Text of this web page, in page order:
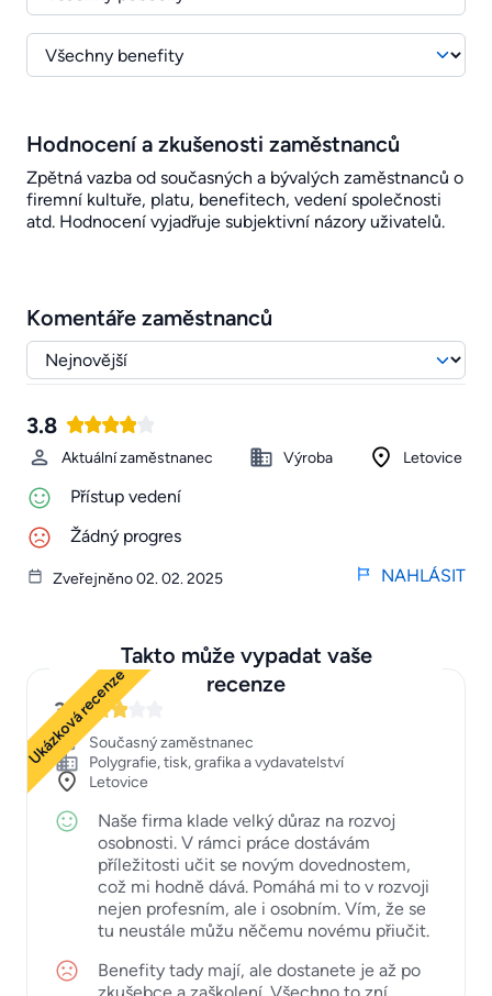
Hodnocení a zkušenosti zaměstnanců
Zpětná vazba od současných a bývalých zaměstnanců o
firemní kultuře, platu, benefitech, vedení společnosti
atd. Hodnocení vyjadřuje subjektivní názory uživatelů.
Komentáře zaměstnanců
3.8
Aktuální zaměstnanec Výroba Letovice
Přístup vedení
Žádný progres
Zveřejněno 02. 02. 2025 NAHLÁSIT
Takto může vypadat vaše
recenze
Ukázková recenze
3
Současný zaměstnanec
Polygrafie, tisk, grafika a vydavatelství
Letovice
Naše firma klade velký důraz na rozvoj
osobnosti. V rámci práce dostávám
příležitosti učit se novým dovednostem,
což mi hodně dává. Pomáhá mi to v rozvoji
nejen profesním, ale i osobním. Vím, že se
tu neustále můžu něčemu novému přiučit.
Benefity tady mají, ale dostanete je až po
zkušebce a zaškolení. Všechno to zní